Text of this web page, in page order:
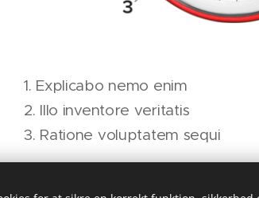
1. Explicabo nemo enim
2. Illo inventore veritatis
3. Ratione voluptatem sequi